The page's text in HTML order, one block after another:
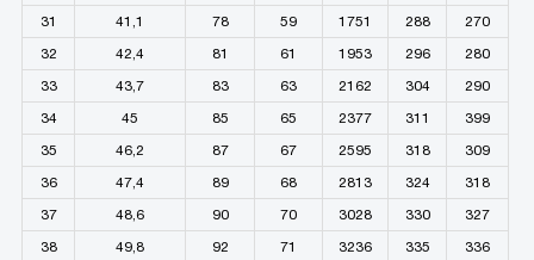
31
41,1 78 59 1751 288
270
32
42,4 81 61 1953 296
280
33
43,7 83 63 2162 304
290
34
45 85 65 2377 311
399
35
46,2 87 67 2595 318
309
36
47,4 89 68 2813 324
318
37
48,6 90 70 3028 330
327
38
49,8 92 71 3236 335
336